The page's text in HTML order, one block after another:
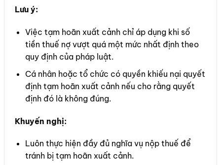
Lưu ý:
Việc tạm hoãn xuất cảnh chỉ áp dụng khi số
tiền thuế nợ vượt quá một mức nhất định theo
quy định của pháp luật.
Cá nhân hoặc tổ chức có quyền khiếu nại quyết
định tạm hoãn xuất cảnh nếu cho rằng quyết
định đó là không đúng.
Khuyến nghị:
Luôn thực hiện đầy đủ nghĩa vụ nộp thuế để
tránh bị tạm hoãn xuất cảnh.